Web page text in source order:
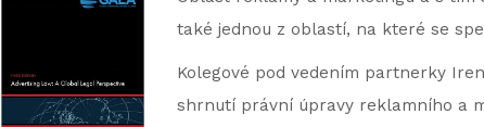
také jednou z oblastí, na které se
Kolegové pod vedením partnerky
shrnutí právní úpravy reklamního a